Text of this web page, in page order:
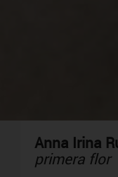
Anna Irina
primera flor